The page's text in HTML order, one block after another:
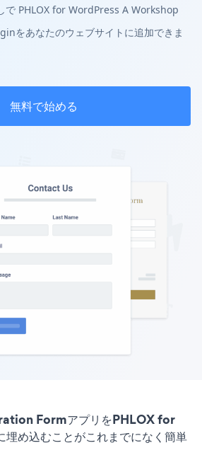
で PHLOX for WordPress A Workshop
をあなたのウェブサイトに追加できま
無料で始める
FormアプリをPHLOX for
め込むことがこれまでになく簡単